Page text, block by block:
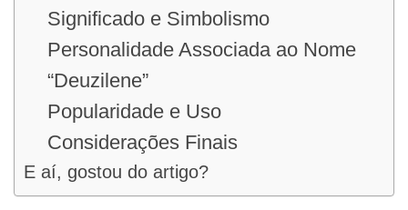
Significado e Simbolismo
Personalidade Associada ao Nome
“Deuzilene”
Popularidade e Uso
Considerações Finais
E aí, gostou do artigo?